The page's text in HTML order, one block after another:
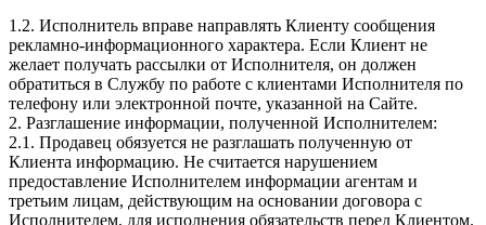
1.2. Исполнитель вправе направлять Клиенту сообщения
рекламно-информационного характера. Если Клиент не
желает получать рассылки от Исполнителя, он должен
обратиться в Службу по работе с клиентами Исполнителя по
телефону или электронной почте, указанной на Сайте.
2. Разглашение информации, полученной Исполнителем:
2.1. Продавец обязуется не разглашать полученную от
Клиента информацию. Не считается нарушением
предоставление Исполнителем информации агентам и
третьим лицам, действующим на основании договора с
Исполнителем, для исполнения обязательств перед Клиентом.